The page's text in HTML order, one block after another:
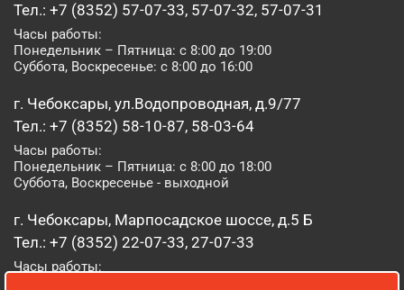
Тел.: +7 (8352) 57-07-33, 57-07-32, 57-07-31
Часы работы:
Понедельник – Пятница: с 8:00 до 19:00
Суббота, Воскресенье: с 8:00 до 16:00
г. Чебоксары, ул.Водопроводная, д.9/77
Тел.: +7 (8352) 58-10-87, 58-03-64
Часы работы:
Понедельник – Пятница: с 8:00 до 18:00
Суббота, Воскресенье - выходной
г. Чебоксары, Марпосадское шоссе, д.5 Б
Тел.: +7 (8352) 22-07-33, 27-07-33
Часы работы: